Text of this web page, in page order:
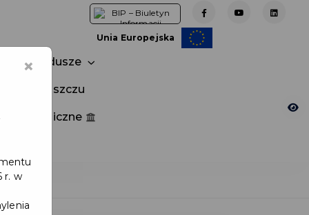
Unia Europejska
Fundusze
w Pruszczu
publiczne
×
r. w